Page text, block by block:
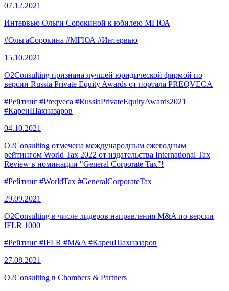
07.12.2021
Интервью Ольги Сорокиной к юбилею МГЮА
#ОльгаСорокина #МГЮА #Интервью
15.10.2021
O2Consulting признана лучшей юридической фирмой по
версии Russia Private Equity Awards от портала PREQVECA
#Рейтинг #Preqveca #RussiaPrivateEquityAwards2021
#КаренШахназаров
04.10.2021
O2Consulting отмечена международным ежегодным
рейтингом World Tax 2022 от издательства International Tax
Review в номинации "General Corporate Tax"!
#Рейтинг #WorldTax #GeneralCorporateTax
29.09.2021
O2Consulting в числе лидеров направления M&A по версии
IFLR 1000
#Рейтинг #IFLR #M&A #КаренШахназаров
27.08.2021
O2Consulting в Chambers & Partners